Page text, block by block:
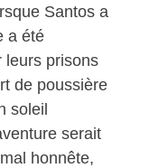
Santos a
a été
leurs prisons
de poussière
soleil
serait
honnête,